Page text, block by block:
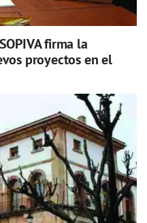
firma la
proyectos en el